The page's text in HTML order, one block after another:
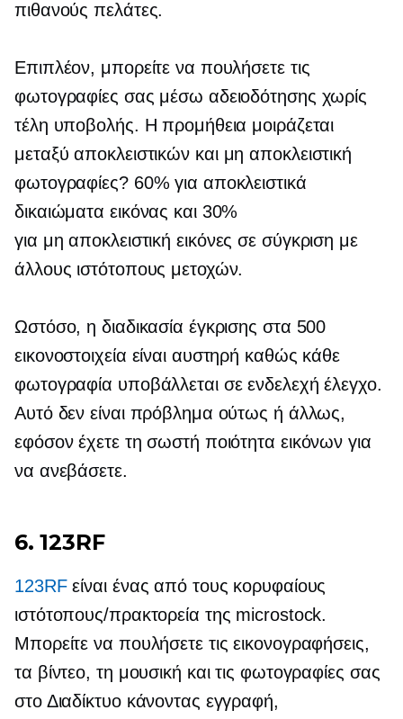
πιθανούς πελάτες.
Επιπλέον, μπορείτε να πουλήσετε τις
φωτογραφίες σας μέσω αδειοδότησης χωρίς
τέλη υποβολής. Η προμήθεια μοιράζεται
μεταξύ αποκλειστικών και μη αποκλειστική
φωτογραφίες? 60% για αποκλειστικά
δικαιώματα εικόνας και 30%
για μη αποκλειστική εικόνες σε σύγκριση με
άλλους ιστότοπους μετοχών.
Ωστόσο, η διαδικασία έγκρισης στα 500
εικονοστοιχεία είναι αυστηρή καθώς κάθε
φωτογραφία υποβάλλεται σε ενδελεχή έλεγχο.
Αυτό δεν είναι πρόβλημα ούτως ή άλλως,
εφόσον έχετε τη σωστή ποιότητα εικόνων για
να ανεβάσετε.
6. 123RF
123RFείναι ένας από τους κορυφαίους
ιστότοπους/πρακτορεία της microstock.
Μπορείτε να πουλήσετε τις εικονογραφήσεις,
τα βίντεο, τη μουσική και τις φωτογραφίες σας
στο Διαδίκτυο κάνοντας εγγραφή,